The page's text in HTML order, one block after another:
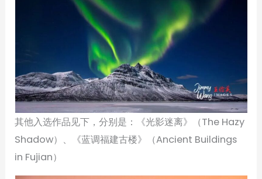
其他入选作品见下，分别是：《光影迷离》（The Hazy
Shadow）、《蓝调福建古楼》（Ancient Buildings
in Fujian）